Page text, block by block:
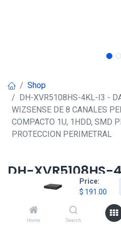
Price:
$ 191.00
Home Search
Shop
DH-XVR5108HS-4KL-I3 -
WIZSENSE DE 8 CANALES
COMPACTO 1U, 1HDD, SMD
PROTECCION PERIMETRAL
DH-XVR5108HS-
NVR DIGITAL
CANALES
N/5MP